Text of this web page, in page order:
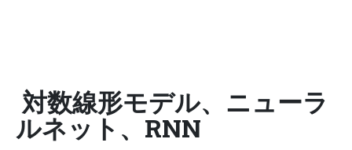
対数線形モデル、ニューラ
ルネット、RNN